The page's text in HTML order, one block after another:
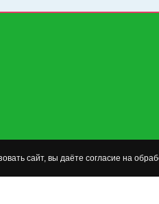
сайт, вы даёте согласие на